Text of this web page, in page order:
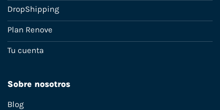
DropShipping
Plan Renove
Tu cuenta
Sobre nosotros
Blog